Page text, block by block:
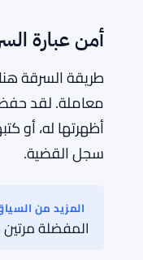
استردادها أو
أوامر. تنفيذها
لقد شهدت
نظيفة على الورق
ستتطور هذه
أمن عبارة